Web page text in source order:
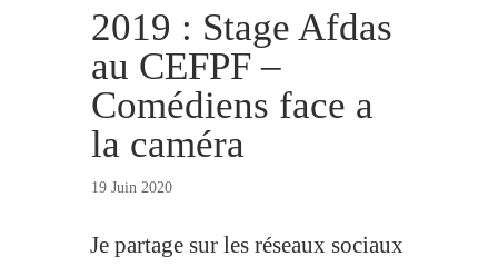
2019 : Stage Afdas
au CEFPF –
Comédiens face a
la caméra
19 Juin 2020
Je partage sur les réseaux sociaux